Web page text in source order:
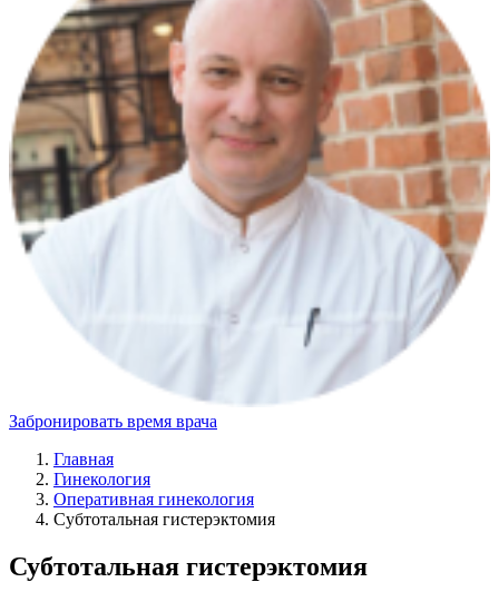
Забронировать время врача
Главная
Гинекология
Оперативная гинекология
Субтотальная гистерэктомия
Субтотальная гистерэктомия